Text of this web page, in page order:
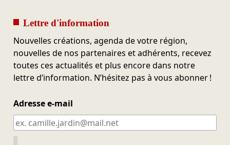
Lettre d'information
Nouvelles créations, agenda de votre région,
nouvelles de nos partenaires et adhérents, recevez
toutes ces actualités et plus encore dans notre
lettre d’information. N’hésitez pas à vous abonner !
Adresse e-mail